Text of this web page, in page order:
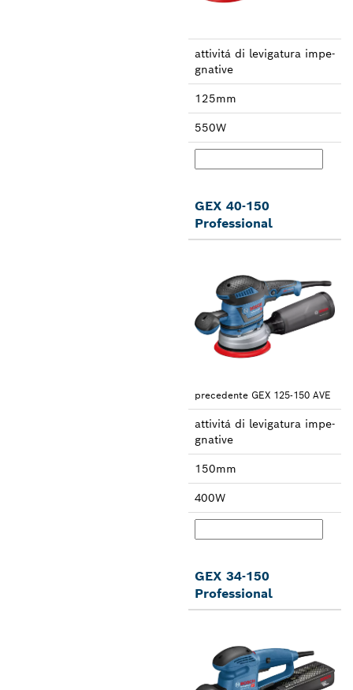
attivitá di leviga­tura impe­
gnative
125mm
550W
GEX 40-150
Professional
prece­dente GEX 125-150 AVE
attivitá di leviga­tura impe­
gnative
150mm
400W
GEX 34-150
Professional